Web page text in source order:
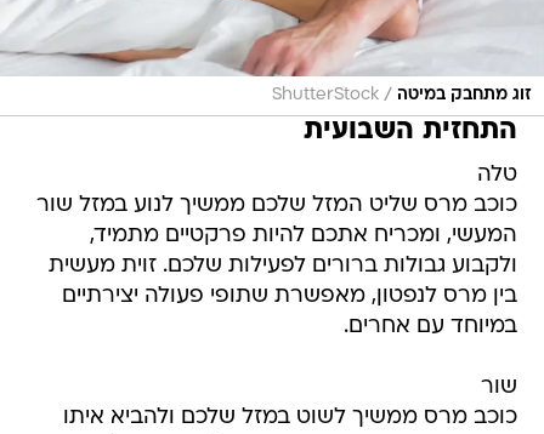
זוג מתחבק במיטה /
ShutterStock
התחזית השבועית
טלה
כוכב מרס שליט המזל שלכם ממשיך לנוע במזל שור
המעשי, ומכריח אתכם להיות פרקטיים מתמיד,
ולקבוע גבולות ברורים לפעילות שלכם. זוית מעשית
בין מרס לנפטון, מאפשרת שתופי פעולה יצירתיים
במיוחד עם אחרים.
שור
כוכב מרס ממשיך לשוט במזל שלכם ולהביא איתו